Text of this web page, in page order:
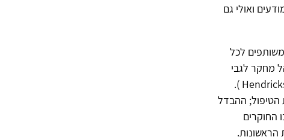
ואולי גם
משותפים לכל
מחקר לגבי
הגורמים המרפאים בטיפול מעבר לשיטות הטיפול השונות (ג'נדלין, 1978; Hendricks, 2001 ).
ההבדל
החוקרים
הראשונות.